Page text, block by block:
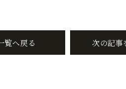
覧へ戻る 次の記事